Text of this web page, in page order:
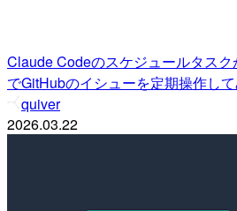
Claude Codeのスケジュールタス
でGitHubのイシューを定期操作し
quiver
2026.03.22